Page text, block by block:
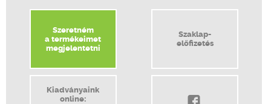
Szeretném
a termékeimet
megjelentetni
Szaklap-
előfizetés
Kiadványaink
online: